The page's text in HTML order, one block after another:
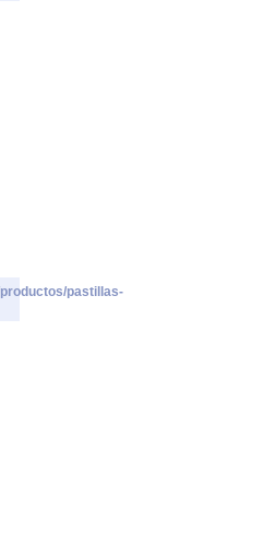
pastillas-